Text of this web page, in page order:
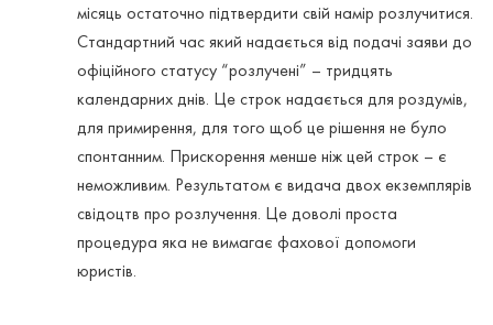
місяць остаточно підтвердити свій намір розлучитися.
Стандартний час який надається від подачі заяви до
офіційного статусу “розлучені” – тридцять
календарних днів. Це строк надається для роздумів,
для примирення, для того щоб це рішення не було
спонтанним. Прискорення менше ніж цей строк – є
неможливим. Результатом є видача двох екземплярів
свідоцтв про розлучення. Це доволі проста
процедура яка не вимагає фахової допомоги
юристів.